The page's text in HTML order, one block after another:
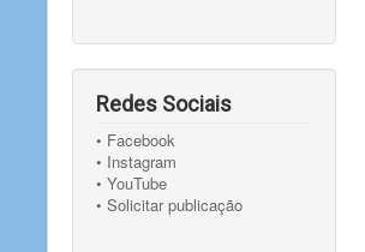
Redes Sociais
• Facebook
• Instagram
• YouTube
• Solicitar publicação